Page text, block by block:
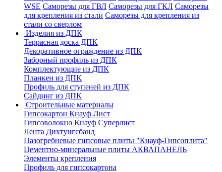
WSE Саморезы для ГВЛ Саморезы для ГКЛ Саморезы
для крепления из стали Саморезы для крепления из
стали со сверлом
Изделия из ДПК
Террасная доска ДПК
Декоративное ограждение из ДПК
Заборный профиль из ДПК
Комплектующие из ДПК
Планкен из ДПК
Профиль для ступеней из ДПК
Сайдинг из ДПК
Строительные материалы
Гипсокартон Кнауф Лист
Гипсоволокно Кнауф Суперлист
Лента Дихтунгсбанд
Пазогребневые гипсовые плиты "Кнауф-Гипсоплита"
Цементно-минеральные плиты АКВАПАНЕЛЬ
Элементы крепления
Профиль для гипсокартона